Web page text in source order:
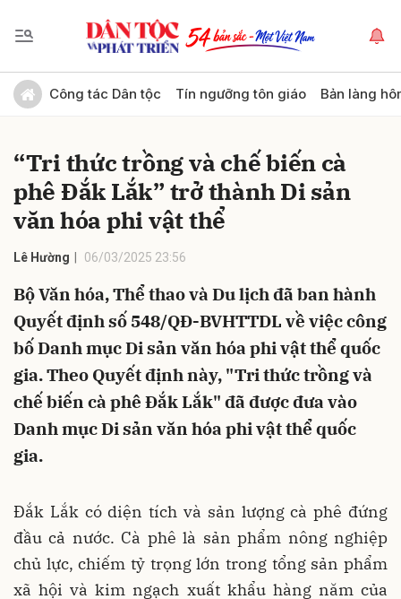
Công tác Dân tộc Tín ngưỡng tôn giáo Bản làng
“Tri thức trồng và chế biến cà
phê Đắk Lắk” trở thành Di sản
văn hóa phi vật thể
Lê Hường 06/03/2025 23:56
Bộ Văn hóa, Thể thao và Du lịch đã ban hành
Quyết định số 548/QĐ-BVHTTDL về việc công
bố Danh mục Di sản văn hóa phi vật thể quốc
gia. Theo Quyết định này, "Tri thức trồng và
chế biến cà phê Đắk Lắk" đã được đưa vào
Danh mục Di sản văn hóa phi vật thể quốc
gia.
Đắk Lắk có diện tích và sản lượng cà phê đứng
đầu cả nước. Cà phê là sản phẩm nông nghiệp
chủ lực, chiếm tỷ trọng lớn trong tổng sản phẩm
xã hội và kim ngạch xuất khẩu hàng năm của
Gửi bình luận